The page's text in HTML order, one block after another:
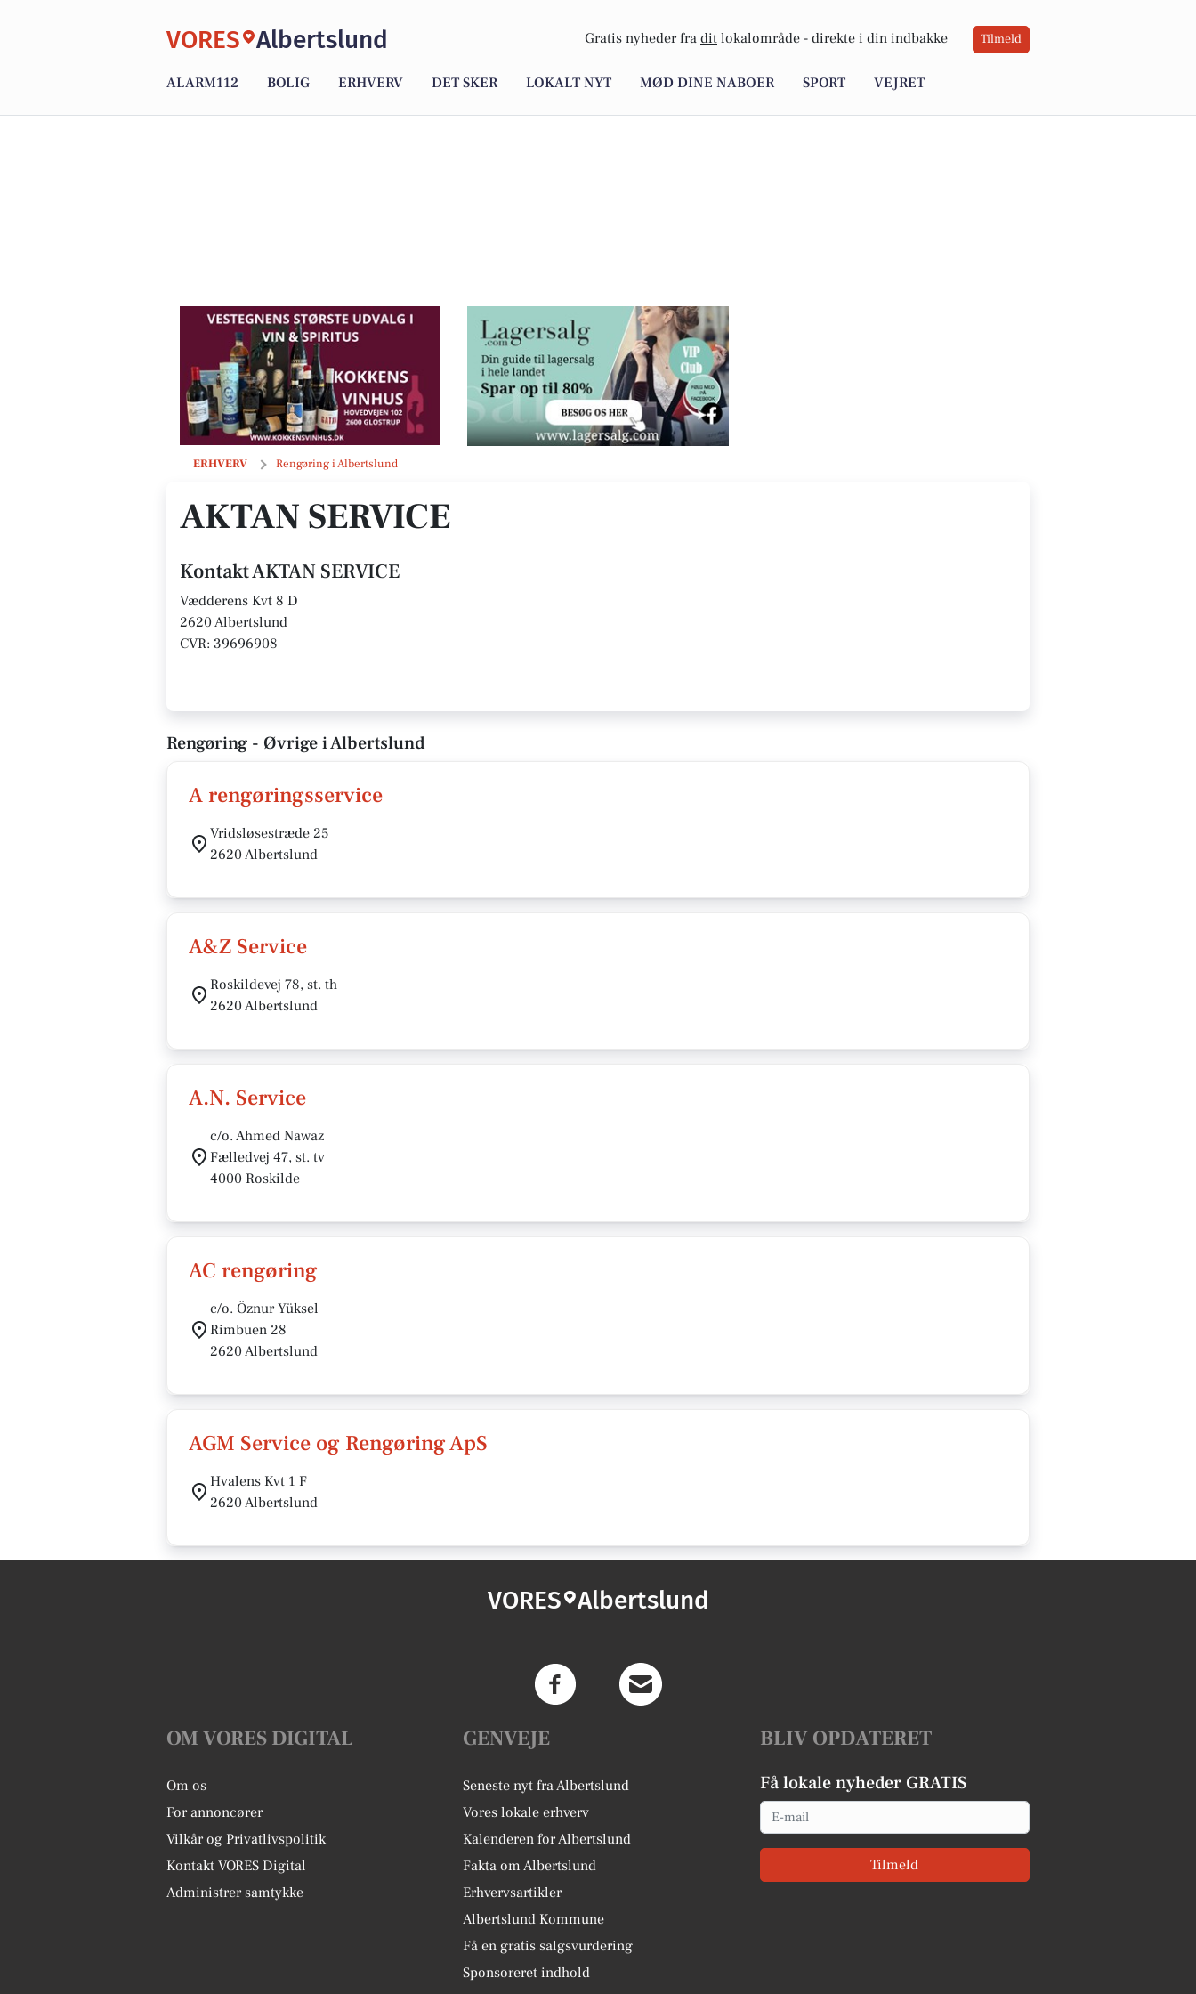
VORES Albertslund Gratis nyheder fra dit lokalområde - direkte i din indbakke Tilmeld
ALARM112 BOLIG ERHVERV DET SKER LOKALT NYT MØD DINE NABOER SPORT VEJRET
ERHVERV Rengøring i Albertslund
AKTAN SERVICE
AKTAN SERVICE
Kontakt AKTAN SERVICE
Vædderens Kvt 8 D
2620 Albertslund
CVR: 39696908
Rengøring - Øvrige i Albertslund
A rengøringsservice
Vridsløsestræde 25
2620 Albertslund
A&Z Service
Roskildevej 78, st. th
2620 Albertslund
A.N. Service
c/o. Ahmed Nawaz
Fælledvej 47, st. tv
4000 Roskilde
AC rengøring
c/o. Öznur Yüksel
Rimbuen 28
2620 Albertslund
AGM Service og Rengøring ApS
Hvalens Kvt 1 F
2620 Albertslund
VORES Albertslund
OM VORES DIGITAL
Om os
For annoncører
Vilkår og Privatlivspolitik
Kontakt VORES Digital
Administrer samtykke
GENVEJE
Seneste nyt fra Albertslund
Vores lokale erhverv
Kalenderen for Albertslund
Fakta om Albertslund
Erhvervsartikler
Albertslund Kommune
Få en gratis salgsvurdering
Sponsoreret indhold
BLIV OPDATERET
Få lokale nyheder GRATIS
Email
Tilmeld